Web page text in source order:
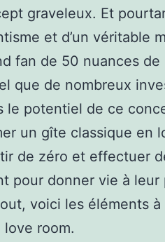
graveleux. Et
et d’un véritable
fan de 50 nuances
que de nombreux
le potentiel de ce
un gîte classique en
de zéro et effectuer
pour donner vie à
voici les éléments
love room.